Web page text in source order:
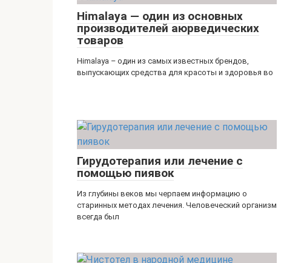
Himalaya — один из основных
производителей аюрведических
товаров
Himalaya – один из самых известных брендов,
выпускающих средства для красоты и здоровья во
Гирудотерапия или лечение с
помощью пиявок
Из глубины веков мы черпаем информацию о
старинных методах лечения. Человеческий организм
всегда был